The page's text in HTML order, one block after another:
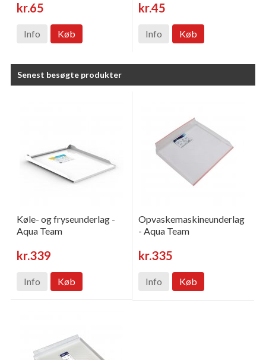
kr.65
Info Køb
kr.45
Info Køb
Senest besøgte produkter
Køle- og fryseunderlag -
Aqua Team
kr.339
Info Køb
Opvaskemaskineunderlag
- Aqua Team
kr.335
Info Køb